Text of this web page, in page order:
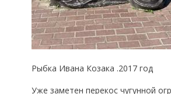
Рыбка Ивана Козака .2017 год
Уже заметен перекос чугунной